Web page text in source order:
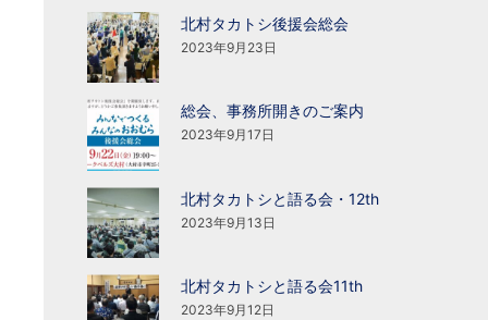
北村タカトシ後援会総会
2023年9月23日
総会、事務所開きのご案内
2023年9月17日
北村タカトシと語る会・12th
2023年9月13日
北村タカトシと語る会11th
2023年9月12日